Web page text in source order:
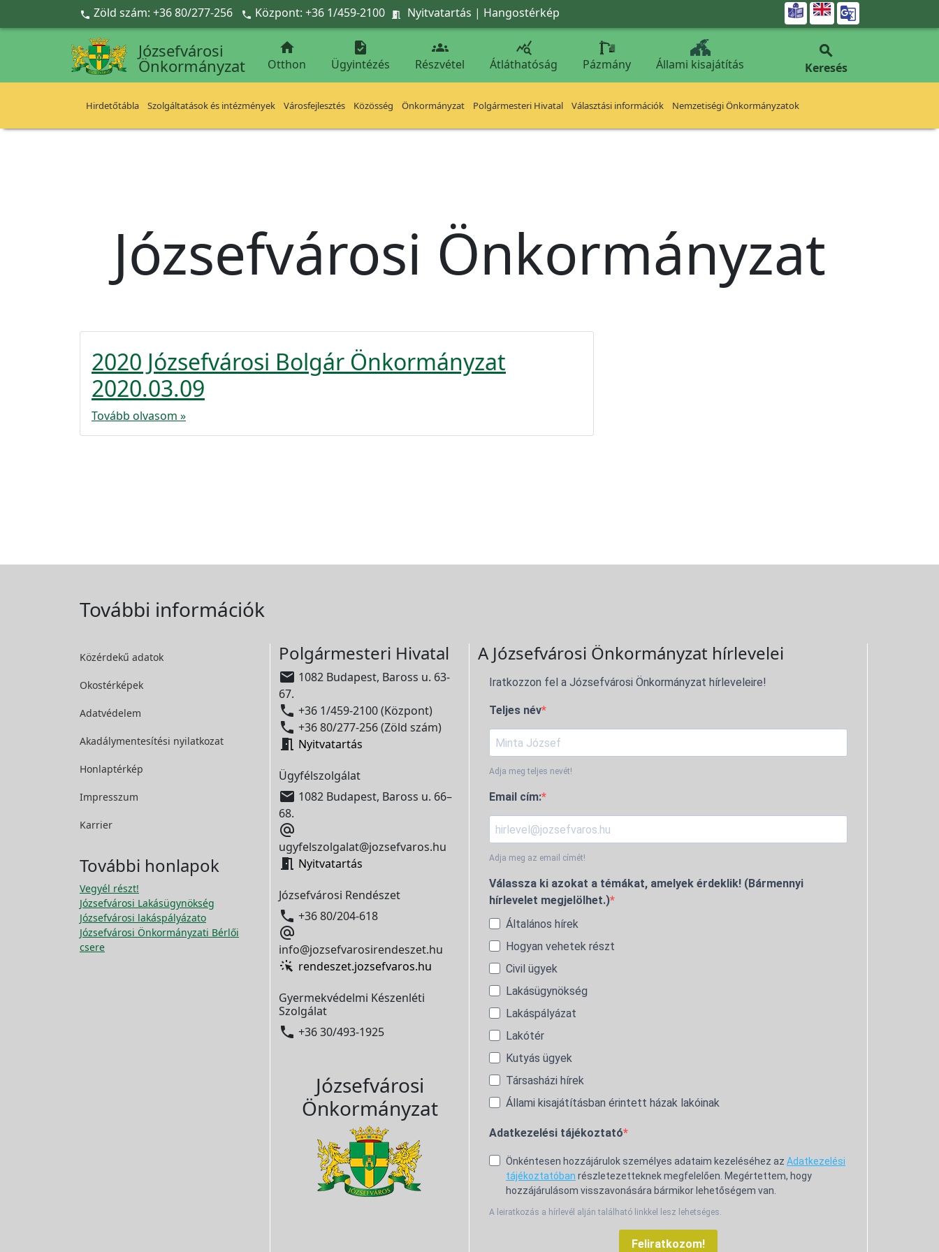
Ugrás a fő tartalomra
 Zöld szám: +36 80/277-256  Központ: +36 1/459-2100  Nyitvatartás | Hangostérkép 
Józsefvárosi
Önkormányzat

Otthon

Ügyintézés

Részvétel

Átláthatóság Pázmány Állami kisajátítás

Keresés
Hirdetőtábla Szolgáltatások és intézmények Városfejlesztés Közösség Önkormányzat Polgármesteri Hivatal Választási információk Nemzetiségi Önkormányzatok
Józsefvárosi Önkormányzat
2020 Józsefvárosi Bolgár Önkormányzat
2020.03.09
Tovább olvasom »
További információk
Közérdekű adatok
Okostérképek
Adatvédelem
Akadálymentesítési nyilatkozat
Honlaptérkép
Impresszum
Karrier
További honlapok
Vegyél részt!
Józsefvárosi Lakásügynökség
Józsefvárosi lakáspályázato
Józsefvárosi Önkormányzati Bérlői
csere
Polgármesteri Hivatal
 1082 Budapest, Baross u. 63-
67.
 +36 1/459-2100 (Központ)
 +36 80/277-256 (Zöld szám)
 Nyitvatartás
Ügyfélszolgálat
 1082 Budapest, Baross u. 66–
68.

ugyfelszolgalat@jozsefvaros.hu
 Nyitvatartás
Józsefvárosi Rendészet
 +36 80/204-618

info@jozsefvarosirendeszet.hu
rendeszet.jozsefvaros.hu
Gyermekvédelmi Készenléti
Szolgálat
 +36 30/493-1925
Józsefvárosi
Önkormányzat
A Józsefvárosi Önkormányzat hírlevelei
Iratkozzon fel a Józsefvárosi Önkormányzat hírleveleire!
Teljes név
Adja meg teljes nevét!
Email cím:
Adja meg az email címét!
Válassza ki azokat a témákat, amelyek érdeklik! (Bármennyi
hírlevelet megjelölhet.)
Általános hírek
Hogyan vehetek részt
Civil ügyek
Lakásügynökség
Lakáspályázat
Lakótér
Kutyás ügyek
Társasházi hírek
Állami kisajátításban érintett házak lakóinak
Adatkezelési tájékoztató
Önkéntesen hozzájárulok személyes adataim kezeléséhez az Adatkezelési
tájékoztatóban részletezetteknek megfelelően. Megértettem, hogy
hozzájárulásom visszavonására bármikor lehetőségem van.
A leiratkozás a hírlevél alján található linkkel lesz lehetséges.
Feliratkozom!